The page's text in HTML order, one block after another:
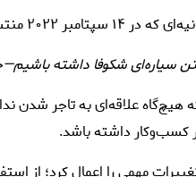
منتشر کرد، اعلام کرد:
سیاره‌ای شکوفا داشته
علاقه‌ای به تاجر شدن
کسب‌وکار داشته باشد.